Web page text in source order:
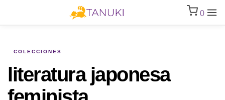
0
COLECCIONES
literatura japonesa